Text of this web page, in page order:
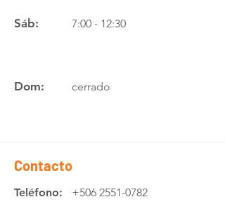
Sáb: 7:00 - 12:30
Dom: cerrado
Contacto
Teléfono: +506 2551-0782